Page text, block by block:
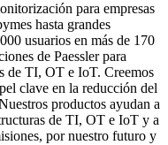
para empresas
hasta grandes
usuarios en más de 170
de Paessler para
de TI, OT e IoT. Creemos
clave en la reducción del
productos ayudan a
de TI, OT e IoT y a
por nuestro futuro y